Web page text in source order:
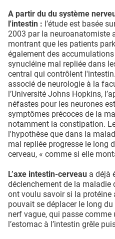
A partir du du système
l'intestin : l’étude est basée
2003 par la neuroanatomiste
montrant que les patients
également des
synucléine mal repliée dans
central qui contrôlent
associé de neurologie à la
l’Université Johns Hopkins,
néfastes pour les neurones
symptômes précoces de la
notamment la constipation.
l'hypothèse que dans la
mal repliée progresse le long
cerveau, « comme si elle
L’axe intestin-cerveau a déjà
déclenchement de la maladie
ont voulu savoir si la protéine
pouvait se déplacer le long
nerf vague, qui passe comme
l’estomac à l’intestin grêle